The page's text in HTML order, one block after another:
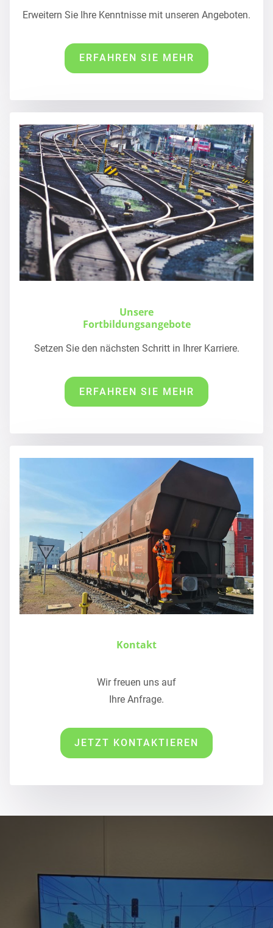
Erweitern Sie Ihre Kenntnisse mit unseren Angeboten.
ERFAHREN SIE MEHR
Unsere
Fortbildungsangebote
Setzen Sie den nächsten Schritt in Ihrer Karriere.
ERFAHREN SIE MEHR
Kontakt
Wir freuen uns auf
Ihre Anfrage.
JETZT KONTAKTIEREN